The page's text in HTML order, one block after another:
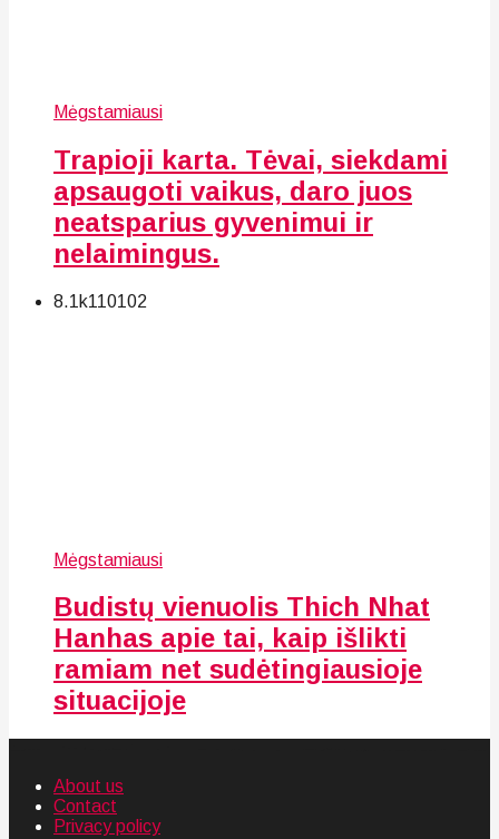
Mėgstamiausi
Trapioji karta. Tėvai, siekdami
apsaugoti vaikus, daro juos
neatsparius gyvenimui ir
nelaimingus.
8.1k110102
Mėgstamiausi
Budistų vienuolis Thich Nhat
Hanhas apie tai, kaip išlikti
ramiam net sudėtingiausioje
situacijoje
About us
Contact
Privacy policy